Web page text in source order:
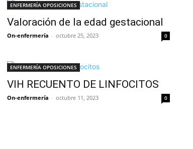
ENFERMERÍA OPOSICIONES
Valoración de la edad gestacional
On-enfermería - octubre 25, 2023 0
ENFERMERÍA OPOSICIONES
VIH RECUENTO DE LINFOCITOS
On-enfermería - octubre 11, 2023 0